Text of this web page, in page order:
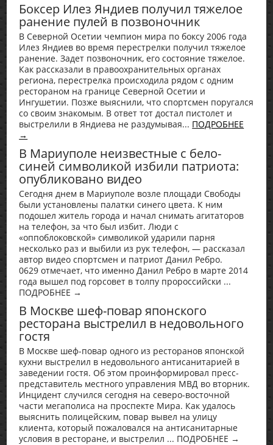
Боксер Илез Яндиев получил тяжелое
ранение пулей в позвоночник
В Северной Осетии чемпион мира по боксу 2006 года
Илез Яндиев во время перестрелки получил тяжелое
ранение. Задет позвоночник, его состояние тяжелое.
Как рассказали в правоохранительных органах
региона, перестрелка происходила рядом с одним
рестораном на границе Северной Осетии и
Ингушетии. Позже выяснили, что спортсмен поругался
со своим знакомым. В ответ тот достал пистолет и
выстрелили в Яндиева не раздумывая... ПОДРОБНЕЕ
→
В Мариуполе неизвестные с бело-
синей символикой избили патриота:
опубликовано видео
Сегодня днем в Мариуполе возле площади Свободы
были установлены палатки синего цвета. К ним
подошел житель города и начал снимать агитаторов
на телефон, за что был избит. Люди с
«оппоблоковской» символикой ударили парня
несколько раз и выбили из рук телефон, — рассказал
автор видео спортсмен и патриот Данил Ребро.
0629 отмечает, что именно Данил Ребро в марте 2014
года вышел под горсовет в толпу пророссийски ...
ПОДРОБНЕЕ →
В Москве шеф-повар японского
ресторана выстрелил в недовольного
гостя
В Москве шеф-повар одного из ресторанов японской
кухни выстрелил в недовольного антисанитарией в
заведении гостя. Об этом проинформировал пресс-
представитель местного управления МВД во вторник.
Инцидент случился сегодня на северо-восточной
части мегаполиса на проспекте Мира. Как удалось
выяснить полицейским, повар вывел на улицу
клиента, который пожаловался на антисанитарные
условия в ресторане, и выстрелил ... ПОДРОБНЕЕ →